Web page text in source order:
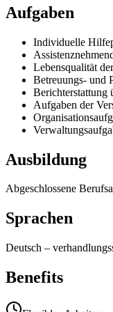
Aufgaben
Individuelle
Lebensqualität
Betreuungs- und
Berichterstattung
Aufgaben der
Ausbildung
Abgeschlossene
Sprachen
Deutsch –
Benefits